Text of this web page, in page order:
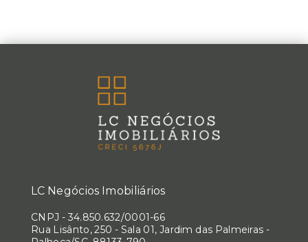
LC Negócios Imobiliários
CNPJ - 34.850.632/0001-66
Rua Lisânto, 250 - Sala 01, Jardim das Palmeiras -